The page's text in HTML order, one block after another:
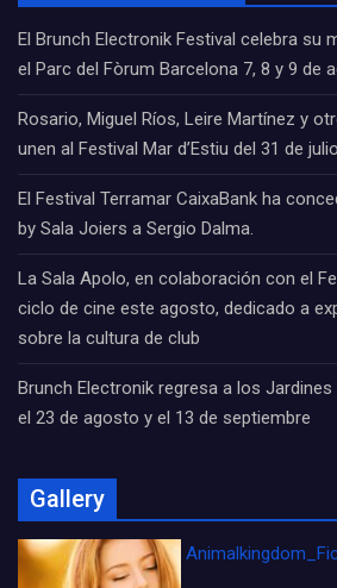
El Brunch Electronik Festival celebra su
el Parc del Fòrum Barcelona 7, 8 y 9 de
Rosario, Miguel Ríos, Leire Martínez y
unen al Festival Mar d’Estiu del 31 de
El Festival Terramar CaixaBank ha
by Sala Joiers a Sergio Dalma.
La Sala Apolo, en colaboración con el
ciclo de cine este agosto, dedicado a
sobre la cultura de club
Brunch Electronik regresa a los
el 23 de agosto y el 13 de septiembre
Gallery